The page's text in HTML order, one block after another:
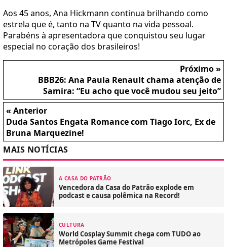
Aos 45 anos, Ana Hickmann continua brilhando como
estrela que é, tanto na TV quanto na vida pessoal.
Parabéns à apresentadora que conquistou seu lugar
especial no coração dos brasileiros!
Próximo »
BBB26: Ana Paula Renault chama atenção de
Samira: “Eu acho que você mudou seu jeito”
« Anterior
Duda Santos Engata Romance com Tiago Iorc, Ex de
Bruna Marquezine!
MAIS NOTÍCIAS
A CASA DO PATRÃO
Vencedora da Casa do Patrão explode em
podcast e causa polêmica na Record!
CULTURA
World Cosplay Summit chega com TUDO ao
Metrópoles Game Festival